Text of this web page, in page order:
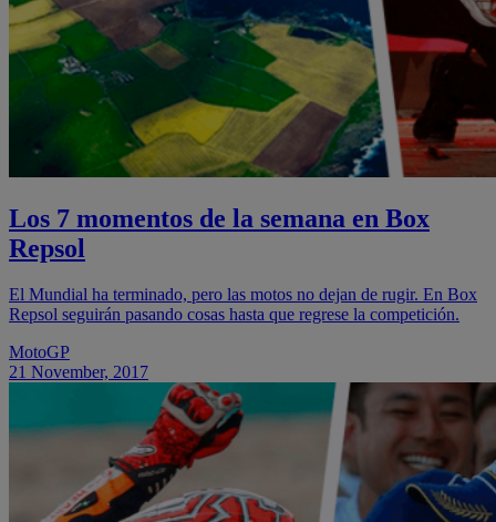
Los 7 momentos de la semana en Box
Repsol
El Mundial ha terminado, pero las motos no dejan de rugir. En Box
Repsol seguirán pasando cosas hasta que regrese la competición.
MotoGP
21 November, 2017